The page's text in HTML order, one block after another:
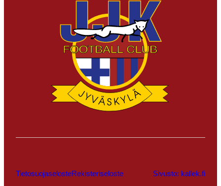
TietosuojaselosteRekisteriseloste Sivusto: kallek.fi